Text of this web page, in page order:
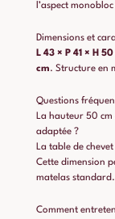
l’aspect
Dimensions et
L 43 × P 41 × H
cm. Structure en
Questions
La hauteur 50 cm
adaptée ?
La table de
Cette dimension
matelas standard.
Comment